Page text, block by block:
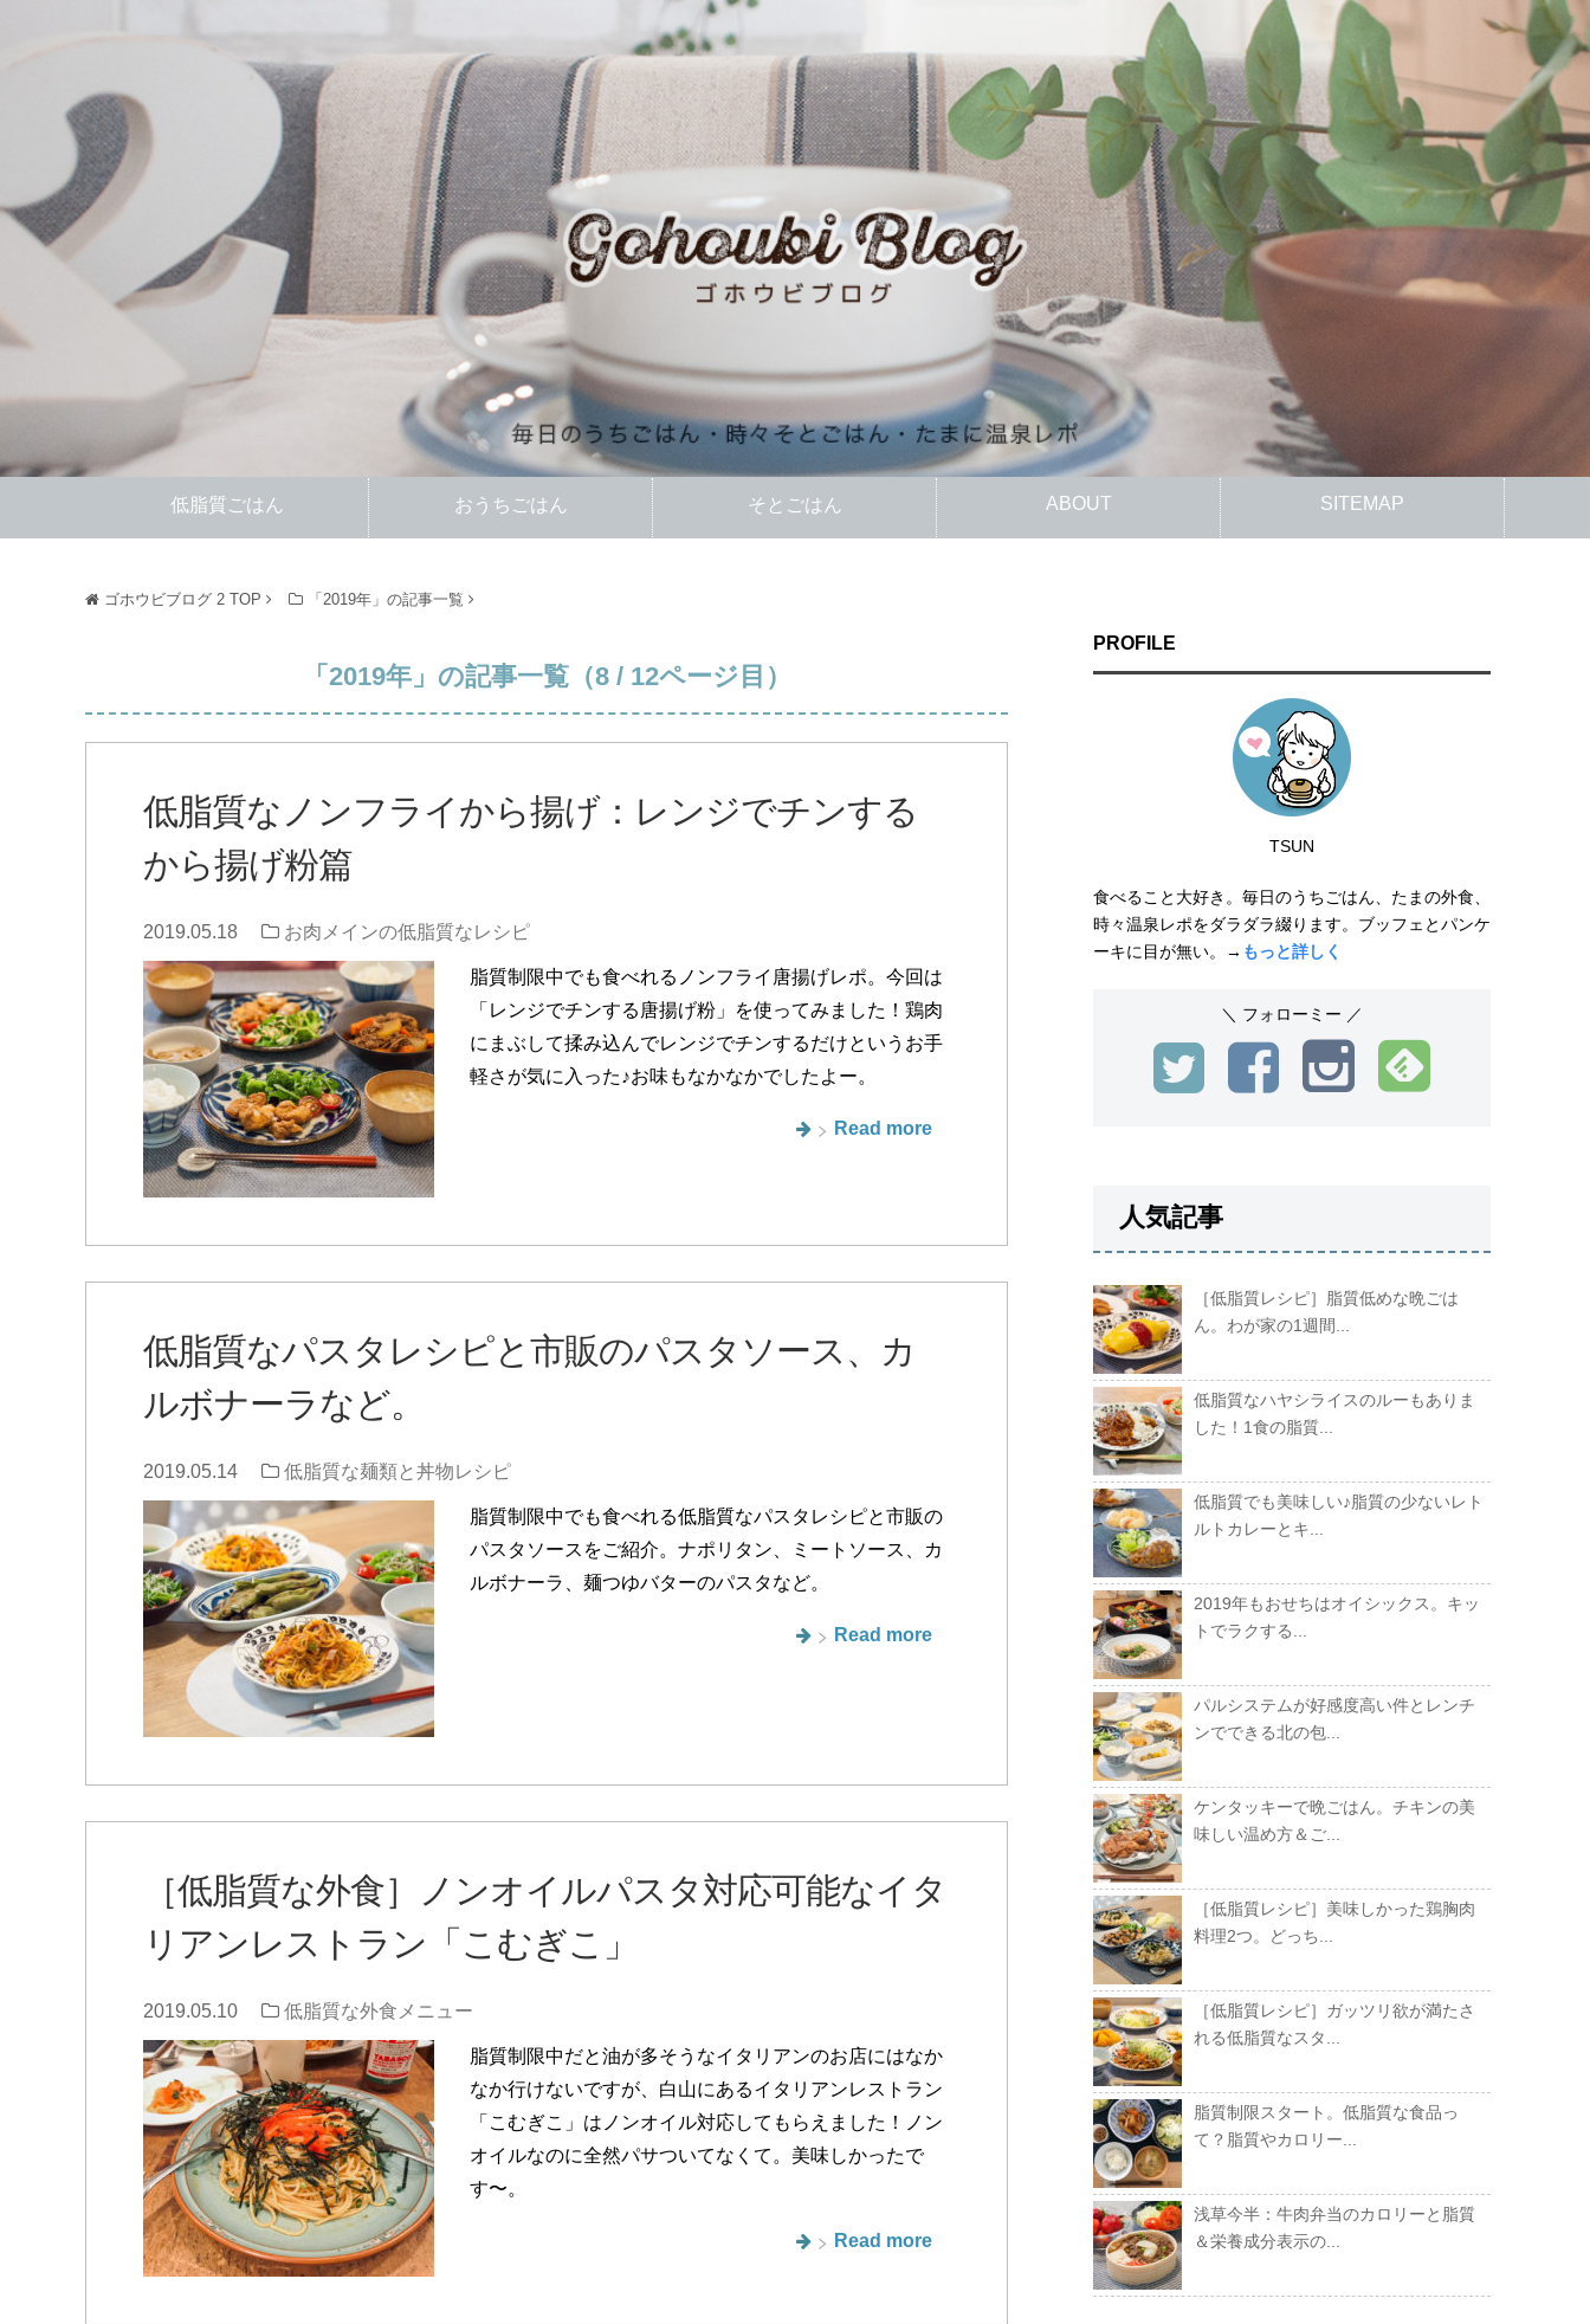
低脂質ごはん おうちごはん そとごはん ABOUT SITEMAP
ゴホウビブログ 2 TOP 「2019年」の記事一覧
「2019年」の記事一覧（8 / 12ページ目）
低脂質なノンフライから揚げ：レンジでチンする
から揚げ粉篇
2019.05.18 お肉メインの低脂質なレシピ
脂質制限中でも食べれるノンフライ唐揚げレポ。今回は
「レンジでチンする唐揚げ粉」を使ってみました！鶏肉
にまぶして揉み込んでレンジでチンするだけというお手
軽さが気に入った♪お味もなかなかでしたよー。
Read more
低脂質なパスタレシピと市販のパスタソース、カ
ルボナーラなど。
2019.05.14 低脂質な麺類と丼物レシピ
脂質制限中でも食べれる低脂質なパスタレシピと市販の
パスタソースをご紹介。ナポリタン、ミートソース、カ
ルボナーラ、麺つゆバターのパスタなど。
Read more
［低脂質な外食］ノンオイルパスタ対応可能なイタ
リアンレストラン「こむぎこ」
2019.05.10 低脂質な外食メニュー
脂質制限中だと油が多そうなイタリアンのお店にはなか
なか行けないですが、白山にあるイタリアンレストラン
「こむぎこ」はノンオイル対応してもらえました！ノン
オイルなのに全然パサついてなくて。美味しかったで
す〜。
Read more
PROFILE
TSUN
食べること大好き。毎日のうちごはん、たまの外食、
時々温泉レポをダラダラ綴ります。ブッフェとパンケ
ーキに目が無い。→ もっと詳しく
＼ フォローミー ／
人気記事
［低脂質レシピ］脂質低めな晩ごは
ん。わが家の1週間...
低脂質なハヤシライスのルーもありま
した！1食の脂質...
低脂質でも美味しい♪脂質の少ないレト
ルトカレーとキ...
2019年もおせちはオイシックス。キッ
トでラクする...
パルシステムが好感度高い件とレンチ
ンでできる北の包...
ケンタッキーで晩ごはん。チキンの美
味しい温め方＆ご...
［低脂質レシピ］美味しかった鶏胸肉
料理2つ。どっち...
［低脂質レシピ］ガッツリ欲が満たさ
れる低脂質なスタ...
脂質制限スタート。低脂質な食品っ
て？脂質やカロリー...
浅草今半：牛肉弁当のカロリーと脂質
＆栄養成分表示の...